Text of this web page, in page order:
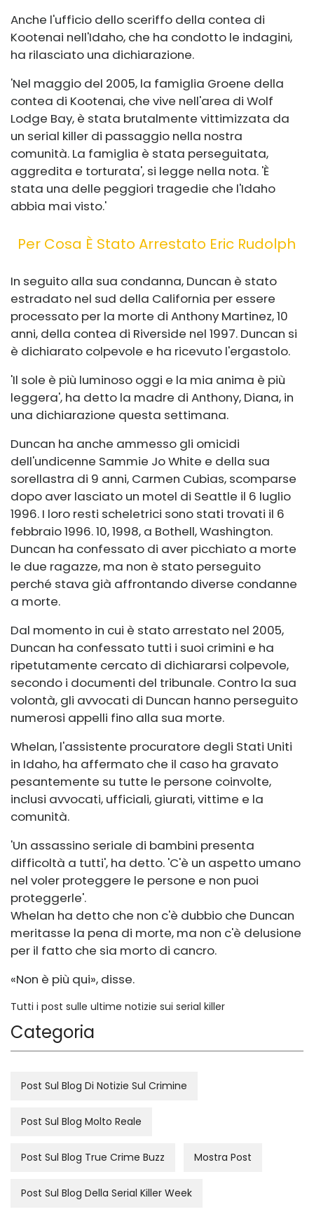
Anche l'ufficio dello sceriffo della contea di
Kootenai nell'Idaho, che ha condotto le indagini,
ha rilasciato una dichiarazione.
'Nel maggio del 2005, la famiglia Groene della
contea di Kootenai, che vive nell'area di Wolf
Lodge Bay, è stata brutalmente vittimizzata da
un serial killer di passaggio nella nostra
comunità. La famiglia è stata perseguitata,
aggredita e torturata', si legge nella nota. 'È
stata una delle peggiori tragedie che l'Idaho
abbia mai visto.'
Per Cosa È Stato Arrestato Eric Rudolph
In seguito alla sua condanna, Duncan è stato
estradato nel sud della California per essere
processato per la morte di Anthony Martinez, 10
anni, della contea di Riverside nel 1997. Duncan si
è dichiarato colpevole e ha ricevuto l'ergastolo.
'Il sole è più luminoso oggi e la mia anima è più
leggera', ha detto la madre di Anthony, Diana, in
una dichiarazione questa settimana.
Duncan ha anche ammesso gli omicidi
dell'undicenne Sammie Jo White e della sua
sorellastra di 9 anni, Carmen Cubias, scomparse
dopo aver lasciato un motel di Seattle il 6 luglio
1996. I loro resti scheletrici sono stati trovati il ​​6
febbraio 1996. 10, 1998, a Bothell, Washington.
Duncan ha confessato di aver picchiato a morte
le due ragazze, ma non è stato perseguito
perché stava già affrontando diverse condanne
a morte.
Dal momento in cui è stato arrestato nel 2005,
Duncan ha confessato tutti i suoi crimini e ha
ripetutamente cercato di dichiararsi colpevole,
secondo i documenti del tribunale. Contro la sua
volontà, gli avvocati di Duncan hanno perseguito
numerosi appelli fino alla sua morte.
Whelan, l'assistente procuratore degli Stati Uniti
in Idaho, ha affermato che il caso ha gravato
pesantemente su tutte le persone coinvolte,
inclusi avvocati, ufficiali, giurati, vittime e la
comunità.
'Un assassino seriale di bambini presenta
difficoltà a tutti', ha detto. 'C'è un aspetto umano
nel voler proteggere le persone e non puoi
proteggerle'.
Whelan ha detto che non c'è dubbio che Duncan
meritasse la pena di morte, ma non c'è delusione
per il fatto che sia morto di cancro.
«Non è più qui», disse.
Tutti i post sulle ultime notizie sui serial killer
Categoria
Post Sul Blog Di Notizie Sul Crimine
Post Sul Blog Molto Reale
Post Sul Blog True Crime Buzz Mostra Post
Post Sul Blog Della Serial Killer Week